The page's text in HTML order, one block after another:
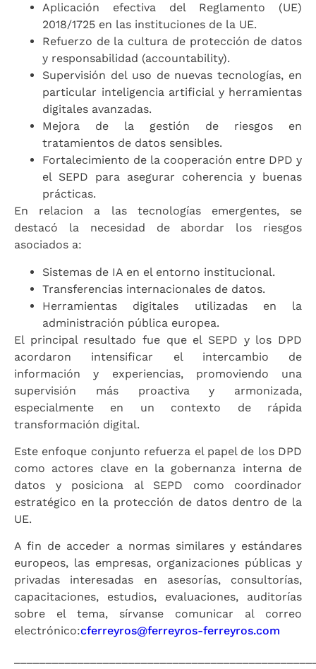
Aplicación efectiva del Reglamento (UE)
2018/1725 en las instituciones de la UE.
Refuerzo de la cultura de protección de datos
y responsabilidad (accountability).
Supervisión del uso de nuevas tecnologías, en
particular inteligencia artificial y herramientas
digitales avanzadas.
Mejora de la gestión de riesgos en
tratamientos de datos sensibles.
Fortalecimiento de la cooperación entre DPD y
el SEPD para asegurar coherencia y buenas
prácticas.
En relacion a las tecnologías emergentes, se
destacó la necesidad de abordar los riesgos
asociados a:
Sistemas de IA en el entorno institucional.
Transferencias internacionales de datos.
Herramientas digitales utilizadas en la
administración pública europea.
El principal resultado fue que el SEPD y los DPD
acordaron intensificar el intercambio de
información y experiencias, promoviendo una
supervisión más proactiva y armonizada,
especialmente en un contexto de rápida
transformación digital.
Este enfoque conjunto refuerza el papel de los DPD
como actores clave en la gobernanza interna de
datos y posiciona al SEPD como coordinador
estratégico en la protección de datos dentro de la
UE.
A fin de acceder a normas similares y estándares
europeos, las empresas, organizaciones públicas y
privadas interesadas en asesorías, consultorías,
capacitaciones, estudios, evaluaciones, auditorías
sobre el tema, sírvanse comunicar al correo
electrónico:cferreyros@ferreyros-ferreyros.com